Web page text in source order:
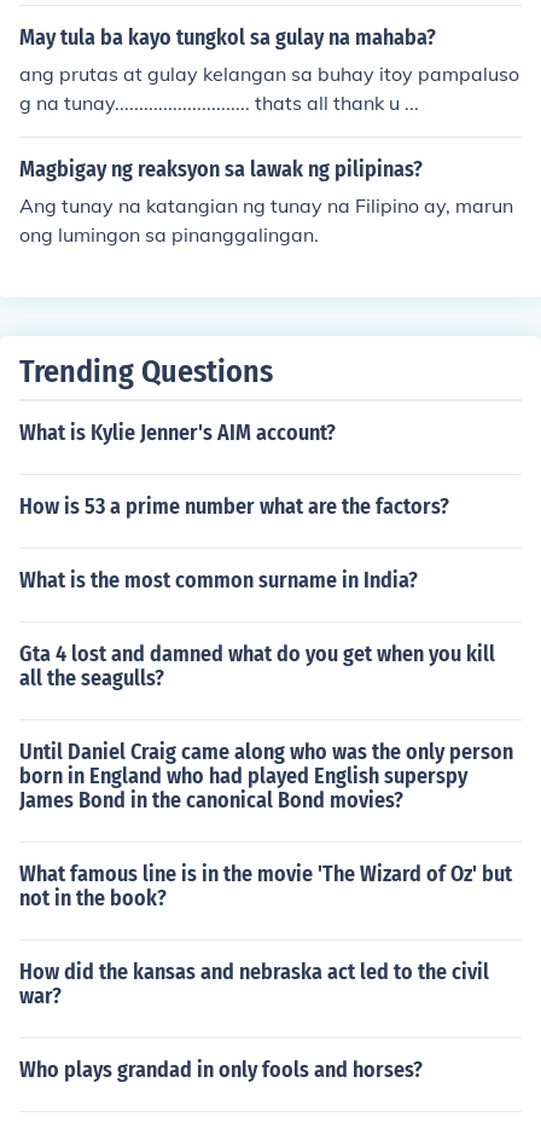
uhan na si Madame Loisel ay naghangad ng marangya
a nagdulot ng kanyang kapahamakan. Sa huli, natutun
an niyang ang simpleng kasiyahan at katotohanan ay
mas mahalaga kaysa sa panlabas na anyo o kayaman
an. Ang kasabihang &quot;Huwag ipagpalit ang tunay
na yaman sa panlabas na kinang&quot; ay angkop na r
epresentasyon ng mensaheng ito.
May tula ba kayo tungkol sa gulay na mahaba?
ang prutas at gulay kelangan sa buhay itoy pampaluso
g na tunay............................ thats all thank u ...
Magbigay ng reaksyon sa lawak ng pilipinas?
Ang tunay na katangian ng tunay na Filipino ay, marun
ong lumingon sa pinanggalingan.
Trending Questions
What is Kylie Jenner's AIM account?
How is 53 a prime number what are the factors?
What is the most common surname in India?
Gta 4 lost and damned what do you get when you kill
all the seagulls?
Until Daniel Craig came along who was the only person
born in England who had played English superspy
James Bond in the canonical Bond movies?
What famous line is in the movie 'The Wizard of Oz' but
not in the book?
How did the kansas and nebraska act led to the civil
war?
Who plays grandad in only fools and horses?